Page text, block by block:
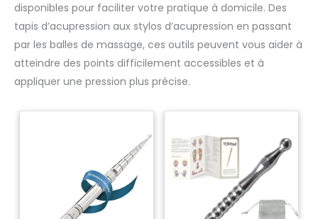
disponibles pour faciliter votre pratique à domicile. Des
tapis d’acupression aux stylos d’acupression en passant
par les balles de massage, ces outils peuvent vous aider à
atteindre des points difficilement accessibles et à
appliquer une pression plus précise.